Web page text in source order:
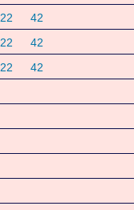
22
42
22
42
22
42